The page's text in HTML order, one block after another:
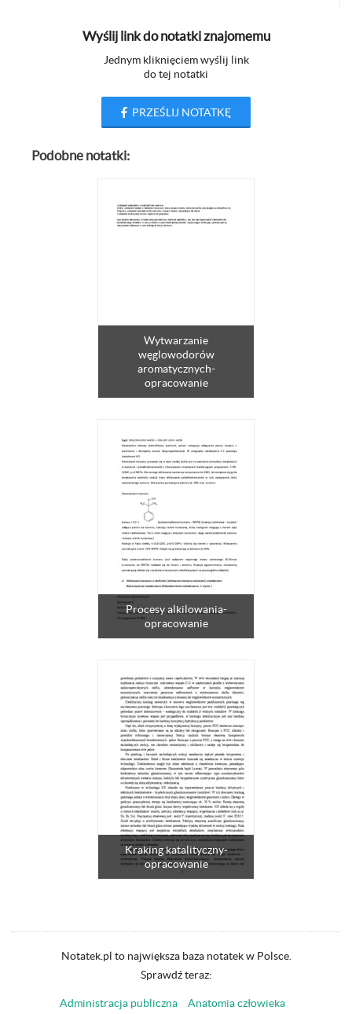
Wyślij link do notatki znajomemu
Jednym kliknięciem wyślij link
do tej notatki
PRZEŚLIJ NOTATKĘ
Podobne notatki:
Wytwarzanie
węglowodorów
aromatycznych-
opracowanie
Procesy alkilowania-
opracowanie
Kraking katalityczny-
opracowanie
Notatek.pl to największa baza notatek w Polsce.
Sprawdź teraz:
Administracja publiczna
Anatomia człowieka